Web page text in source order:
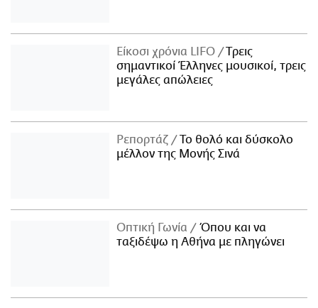
Είκοσι χρόνια LIFO
Tρεις
σημαντικοί Έλληνες μουσικοί, τρεις
μεγάλες απώλειες
Ρεπορτάζ
Το θολό και δύσκολο
μέλλον της Μονής Σινά
Οπτική Γωνία
Όπου και να
ταξιδέψω η Αθήνα με πληγώνει